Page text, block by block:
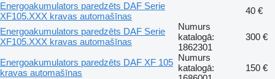
Energoakumulators paredzēts DAF Serie
XF105.XXX kravas automašīnas
40 €
Energoakumulators paredzēts DAF Serie
XF105.XXX kravas automašīnas
Numurs
katalogā:
1862301
300 €
Energoakumulators paredzēts DAF XF 105
kravas automašīnas
Numurs
katalogā:
150 €